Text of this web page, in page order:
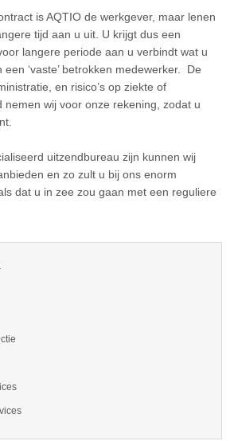
is AQTIO de werkgever, maar lenen
tijd aan u uit. U krijgt dus een
langere periode aan u verbindt wat u
‘vaste’ betrokken medewerker. De
en risico’s op ziekte of
nemen wij voor onze rekening, zodat u
uitzendbureau zijn kunnen wij
en zo zult u bij ons enorm
dat u in zee zou gaan met een reguliere